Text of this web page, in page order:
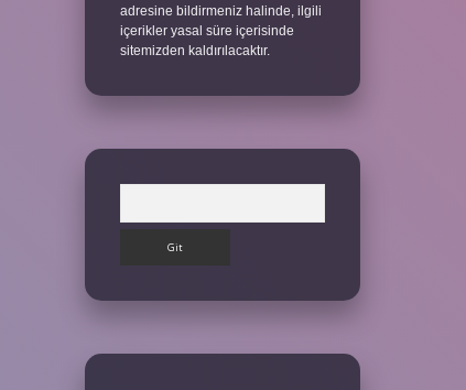
adresine bildirmeniz halinde, ilgili
içerikler yasal süre içerisinde
sitemizden kaldırılacaktır.